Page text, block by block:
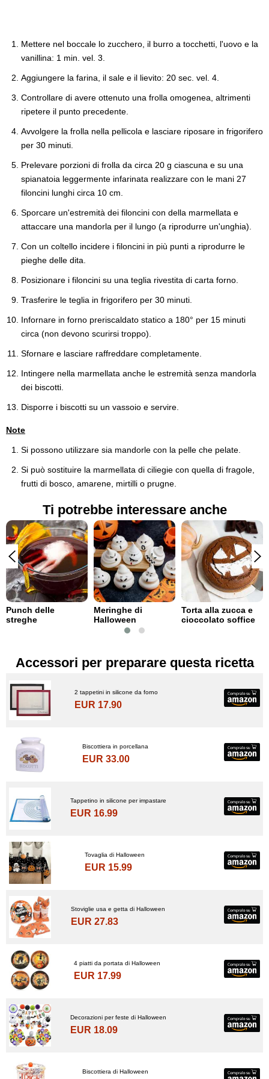
Mettere nel boccale lo zucchero, il burro a tocchetti, l'uovo e la
vanillina: 1 min. vel. 3.
Aggiungere la farina, il sale e il lievito: 20 sec. vel. 4.
Controllare di avere ottenuto una frolla omogenea, altrimenti
ripetere il punto precedente.
Avvolgere la frolla nella pellicola e lasciare riposare in frigorifero
per 30 minuti.
Prelevare porzioni di frolla da circa 20 g ciascuna e su una
spianatoia leggermente infarinata realizzare con le mani 27
filoncini lunghi circa 10 cm.
Sporcare un'estremità dei filoncini con della marmellata e
attaccare una mandorla per il lungo (a riprodurre un'unghia).
Con un coltello incidere i filoncini in più punti a riprodurre le
pieghe delle dita.
Posizionare i filoncini su una teglia rivestita di carta forno.
Trasferire le teglia in frigorifero per 30 minuti.
Infornare in forno preriscaldato statico a 180° per 15 minuti
circa (non devono scurirsi troppo).
Sfornare e lasciare raffreddare completamente.
Intingere nella marmellata anche le estremità senza mandorla
dei biscotti.
Disporre i biscotti su un vassoio e servire.
Note
Si possono utilizzare sia mandorle con la pelle che pelate.
Si può sostituire la marmellata di ciliegie con quella di fragole,
frutti di bosco, amarene, mirtilli o prugne.
Ti potrebbe interessare anche
Punch delle
streghe
Meringhe di
Halloween
Torta alla zucca e
cioccolato soffice
Accessori per preparare questa ricetta
2 tappetini in silicone da forno
EUR 17.90
Biscottiera in porcellana
EUR 33.00
Tappetino in silicone per impastare
EUR 16.99
Tovaglia di Halloween
EUR 15.99
Stoviglie usa e getta di Halloween
EUR 27.83
4 piatti da portata di Halloween
EUR 17.99
Decorazioni per feste di Halloween
EUR 18.09
Biscottiera di Halloween